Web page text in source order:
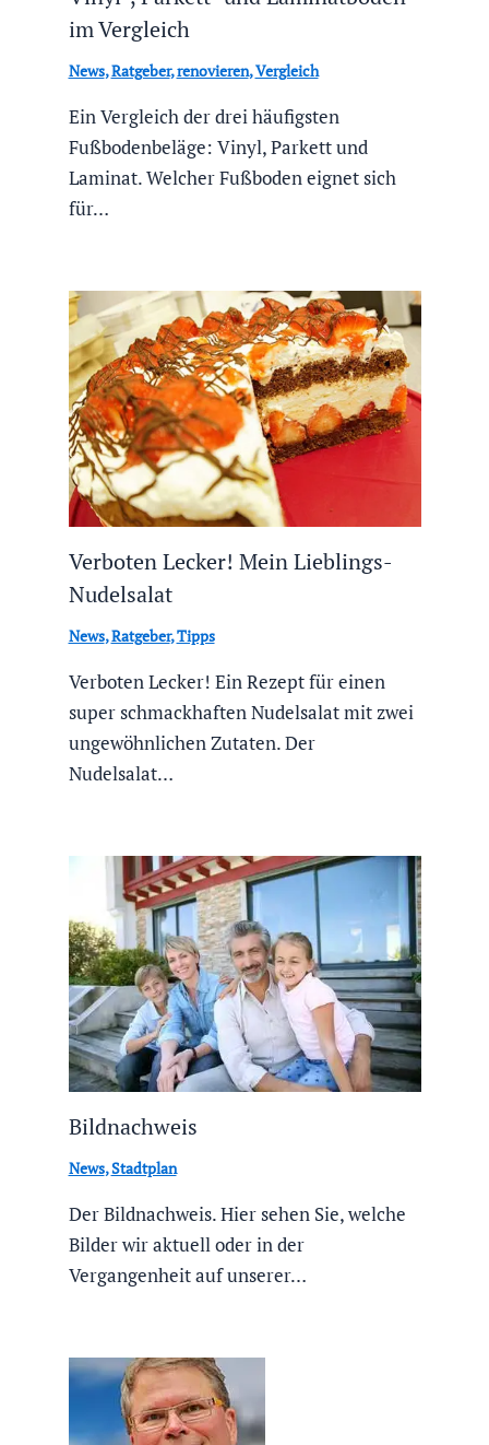
im Vergleich
News,Ratgeber,renovieren,Vergleich
Ein Vergleich der drei häufigsten
Fußbodenbeläge: Vinyl, Parkett und
Laminat. Welcher Fußboden eignet sich
für…
Verboten Lecker! Mein Lieblings-
Nudelsalat
News,Ratgeber,Tipps
Verboten Lecker! Ein Rezept für einen
super schmackhaften Nudelsalat mit zwei
ungewöhnlichen Zutaten. Der
Nudelsalat…
Bildnachweis
News,Stadtplan
Der Bildnachweis. Hier sehen Sie, welche
Bilder wir aktuell oder in der
Vergangenheit auf unserer…